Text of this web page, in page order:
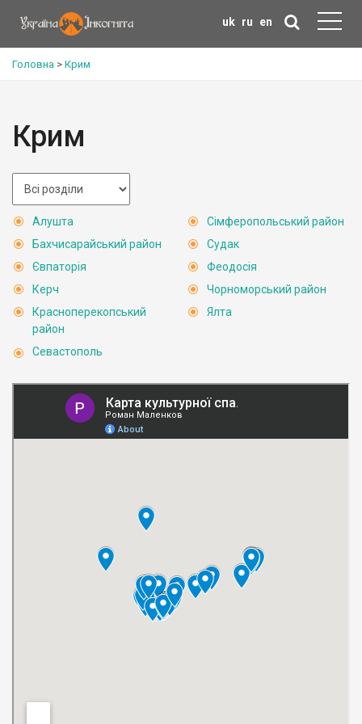
uk ru en
Головна > Крим
Крим
Алушта
Бахчисарайський район
Євпаторія
Керч
Красноперекопський
район
Севастополь
Сімферопольський район
Судак
Феодосія
Чорноморський район
Ялта